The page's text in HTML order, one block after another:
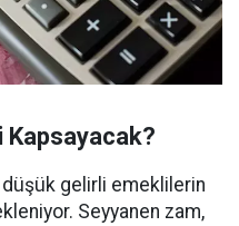
Kapsayacak?
gelirli emeklilerin
Seyyanen zam,